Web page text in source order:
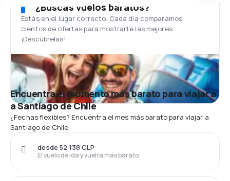
¿Buscas vuelos baratos?
Estás en el lugar correcto. Cada día comparamos
cientos de ofertas para mostrarte las mejores.
¡Descúbrelas!
Encuentra el momento más barato para viajar a
a Santiago de Chile
¿Fechas flexibles? Encuentra el mes más barato para viajar a
Santiago de Chile
El vuelo de ida y vuelta más barato
desde 52 138 CLP